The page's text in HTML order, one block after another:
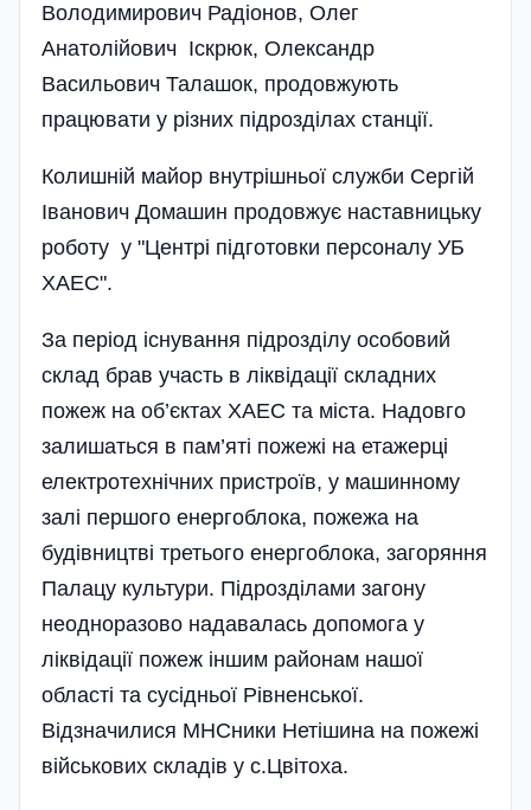
Володимирович Радіонов, Олег
Анатолійович Іскрюк, Олександр
Васильович Талашок, продовжують
працювати у різних підрозділах станції.
Колишній майор внутрішньої служби Сергій
Іванович Домашин продовжує наставницьку
роботу у "Центрі підготовки персоналу УБ
ХАЕС".
За період існування підрозділу особовий
склад брав участь в ліквідації складних
пожеж на об’єктах ХАЕС та міста. Надовго
залишаться в пам’яті пожежі на етажерці
електротехнічних пристроїв, у машинному
залі першого енергоблока, пожежа на
будівництві третього енергоблока, загоряння
Палацу культури. Підрозділами загону
неодноразово надавалась допомога у
ліквідації пожеж іншим районам нашої
області та сусідньої Рівненської.
Відзначилися МНСники Нетішина на пожежі
військових складів у с.Цвітоха.